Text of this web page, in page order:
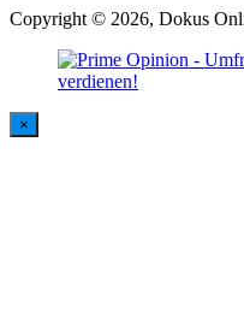
Copyright © 2026, Dokus
×